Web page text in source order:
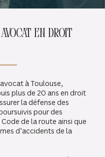
avocat en droit
à Toulouse,
plus de 20 ans en droit
la défense des
pour des
de la route ainsi que
d’accidents de la